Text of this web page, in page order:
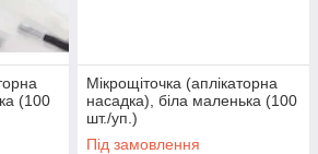
(100
Мікрощіточка (аплікаторна
насадка), біла маленька (100
шт./уп.)
Під замовлення